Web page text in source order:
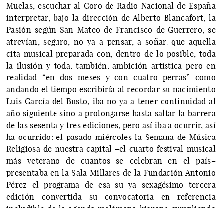
Muelas, escuchar al Coro de Radio Nacional de España
interpretar, bajo la dirección de Alberto Blancafort, la
Pasión según San Mateo de Francisco de Guerrero, se
atrevían, seguro, no ya a pensar, a soñar, que aquella
cita musical preparada con, dentro de lo posible, toda
la ilusión y toda, también, ambición artística pero en
realidad “en dos meses y con cuatro perras” como
andando el tiempo escribiría al recordar su nacimiento
Luis García del Busto, iba no ya a tener continuidad al
año siguiente sino a prolongarse hasta saltar la barrera
de las sesenta y tres ediciones, pero así iba a ocurrir, así
ha ocurrido: el pasado miércoles la Semana de Música
Religiosa de nuestra capital –el cuarto festival musical
más veterano de cuantos se celebran en el país–
presentaba en la Sala Millares de la Fundación Antonio
Pérez el programa de esa su ya sexagésimo tercera
edición convertida su convocatoria en referencia